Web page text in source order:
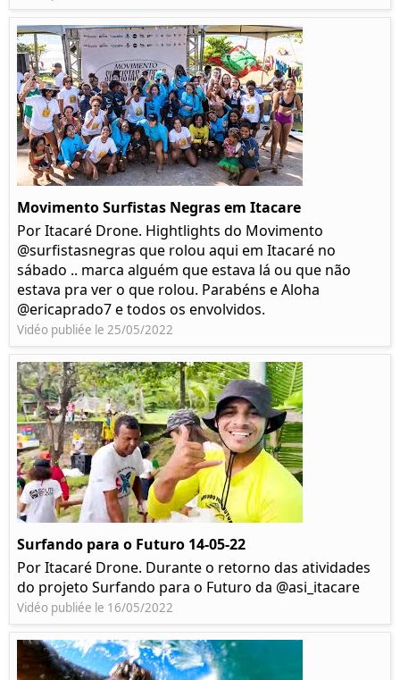
Movimento Surfistas Negras em Itacare
Por Itacaré Drone. Hightlights do Movimento
@surfistasnegras que rolou aqui em Itacaré no
sábado .. marca alguém que estava lá ou que não
estava pra ver o que rolou. Parabéns e Aloha
@ericaprado7 e todos os envolvidos.
Vidéo publiée le 25/05/2022
Surfando para o Futuro 14-05-22
Por Itacaré Drone. Durante o retorno das atividades
do projeto Surfando para o Futuro da @asi_itacare
Vidéo publiée le 16/05/2022